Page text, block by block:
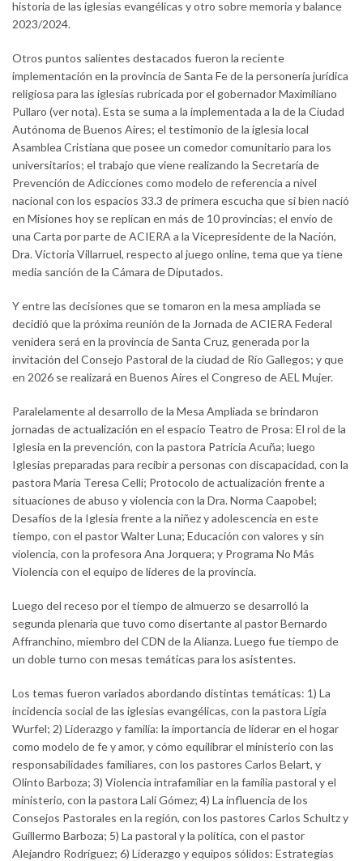
historia de las iglesias evangélicas y otro sobre memoria y balance
2023/2024.
Otros puntos salientes destacados fueron la reciente
implementación en la provincia de Santa Fe de la personería jurídica
religiosa para las iglesias rubricada por el gobernador Maximiliano
Pullaro (ver nota). Esta se suma a la implementada a la de la Ciudad
Autónoma de Buenos Aires; el testimonio de la iglesia local
Asamblea Cristiana que posee un comedor comunitario para los
universitarios; el trabajo que viene realizando la Secretaría de
Prevención de Adicciones como modelo de referencia a nivel
nacional con los espacios 33.3 de primera escucha que si bien nació
en Misiones hoy se replican en más de 10 provincias; el envío de
una Carta por parte de ACIERA a la Vicepresidente de la Nación,
Dra. Victoria Villarruel, respecto al juego online, tema que ya tiene
media sanción de la Cámara de Diputados.
Y entre las decisiones que se tomaron en la mesa ampliada se
decidió que la próxima reunión de la Jornada de ACIERA Federal
venidera será en la provincia de Santa Cruz, generada por la
invitación del Consejo Pastoral de la ciudad de Río Gallegos; y que
en 2026 se realizará en Buenos Aires el Congreso de AEL Mujer.
Paralelamente al desarrollo de la Mesa Ampliada se brindaron
jornadas de actualización en el espacio Teatro de Prosa: El rol de la
Iglesia en la prevención, con la pastora Patricia Acuña; luego
Iglesias preparadas para recibir a personas con discapacidad, con la
pastora María Teresa Celli; Protocolo de actualización frente a
situaciones de abuso y violencia con la Dra. Norma Caapobel;
Desafíos de la Iglesia frente a la niñez y adolescencia en este
tiempo, con el pastor Walter Luna; Educación con valores y sin
violencia, con la profesora Ana Jorquera; y Programa No Más
Violencia con el equipo de líderes de la provincia.
Luego del receso por el tiempo de almuerzo se desarrolló la
segunda plenaria que tuvo como disertante al pastor Bernardo
Affranchino, miembro del CDN de la Alianza. Luego fue tiempo de
un doble turno con mesas temáticas para los asistentes.
Los temas fueron variados abordando distintas temáticas: 1) La
incidencia social de las iglesias evangélicas, con la pastora Ligia
Wurfel; 2) Liderazgo y familia: la importancia de liderar en el hogar
como modelo de fe y amor, y cómo equilibrar el ministerio con las
responsabilidades familiares, con los pastores Carlos Belart, y
Olinto Barboza; 3) Violencia intrafamiliar en la familia pastoral y el
ministerio, con la pastora Lali Gómez; 4) La influencia de los
Consejos Pastorales en la región, con los pastores Carlos Schultz y
Guillermo Barboza; 5) La pastoral y la política, con el pastor
Alejandro Rodríguez; 6) Liderazgo y equipos sólidos: Estrategias